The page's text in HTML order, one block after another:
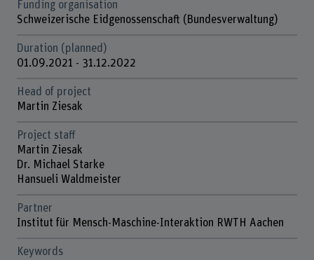
Funding organisation
Schweizerische Eidgenossenschaft (Bundesverwaltung)
Duration (planned)
01.09.2021 - 31.12.2022
Head of project
Martin Ziesak
Project staff
Martin Ziesak
Dr. Michael Starke
Hansueli Waldmeister
Partner
Institut für Mensch-Maschine-Interaktion RWTH Aachen
Keywords